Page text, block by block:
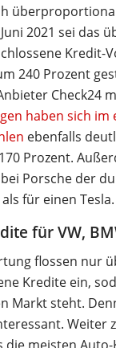
2021 sei das
Kredit-
240 Prozent
Check24
haben sich
ebenfalls
Prozent.
Porsche der
für einen Tesla.
für VW,
flossen nur
Kredite ein,
Markt steht.
Weiter